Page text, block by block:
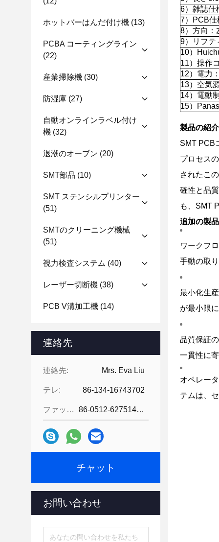
ホットバーはんだ付け機 (13)
PCBA コーティングライン
(22)
産業掃除機 (30)
防湿庫 (27)
自動オンラインラベル付け
機 (32)
退潮のオーブン (20)
SMT部品 (10)
SMT ステンシルプリンター
(51)
SMTのクリーニング機械
(51)
視力検査システム (40)
レーザー切断機 (38)
PCB V溝加工機 (14)
連絡先
連絡先: Mrs. Eva Liu
テレ: 86-134-16743702
ファックス: 86-0512-62751429
チャット
お問い合わせ
6）雑誌仕
7）PCB仕
8）方向：
9）リフテ
10）
11）操作
12）電力
13）空気
14）電動
15）
製品の紹
SMT PCB
プロセス
されたこ
確性と品
も、SMT
追加の製
ワークフ
手動の取
最小化生
が最小限
品質保証
一貫性に
オペレー
テムは、